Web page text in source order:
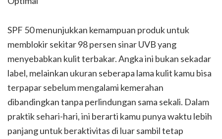
SPF 50 menunjukkan kemampuan produk untuk
memblokir sekitar 98 persen sinar UVB yang
menyebabkan kulit terbakar. Angka ini bukan sekadar
label, melainkan ukuran seberapa lama kulit kamu bisa
terpapar sebelum mengalami kemerahan
dibandingkan tanpa perlindungan sama sekali. Dalam
praktik sehari-hari, ini berarti kamu punya waktu lebih
panjang untuk beraktivitas di luar sambil tetap